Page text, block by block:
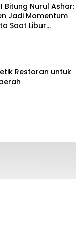
Bitung Nurul Ashar:
Jadi Momentum
Saat Libur
Restoran untuk